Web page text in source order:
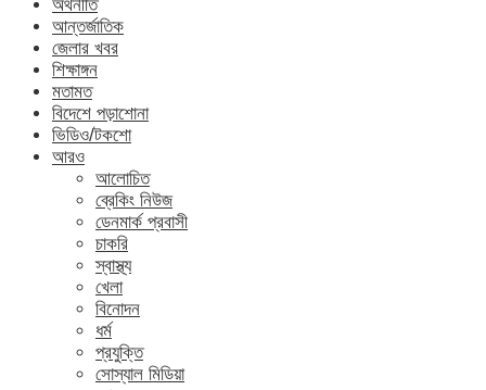
অর্থনীতি
আন্তর্জাতিক
জেলার খবর
শিক্ষাঙ্গন
মতামত
বিদেশে পড়াশোনা
ভিডিও/টকশো
আরও
আলোচিত
ব্রেকিং নিউজ
ডেনমার্ক প্রবাসী
চাকরি
স্বাস্থ্য
খেলা
বিনোদন
ধর্ম
প্রযুক্তি
সোস্যাল মিডিয়া